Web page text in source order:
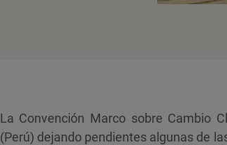
La Convención Marco sobre Cambio
(Perú) dejando pendientes algunas de